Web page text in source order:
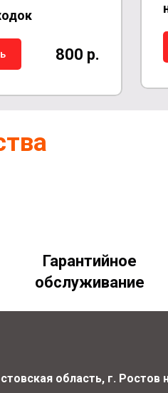
800 р.
Гарантийное
обслуживание
область, г. Ростов